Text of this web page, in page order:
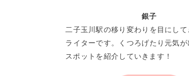
銀子
二子玉川駅の移り変わりを目にし
ライターです。くつろげたり元気が
スポットを紹介していきます！